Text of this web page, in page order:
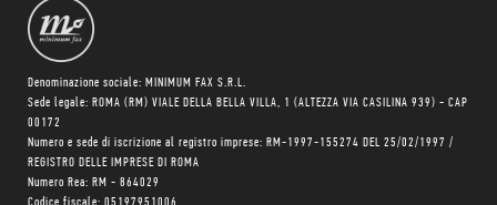
Denominazione sociale: MINIMUM FAX S.R.L.
Sede legale: ROMA (RM) VIALE DELLA BELLA VILLA, 1 (ALTEZZA VIA CASILINA 939) - CAP
00172
Numero e sede di iscrizione al registro imprese: RM-1997-155274 DEL 25/02/1997 /
REGISTRO DELLE IMPRESE DI ROMA
Numero Rea: RM - 864029